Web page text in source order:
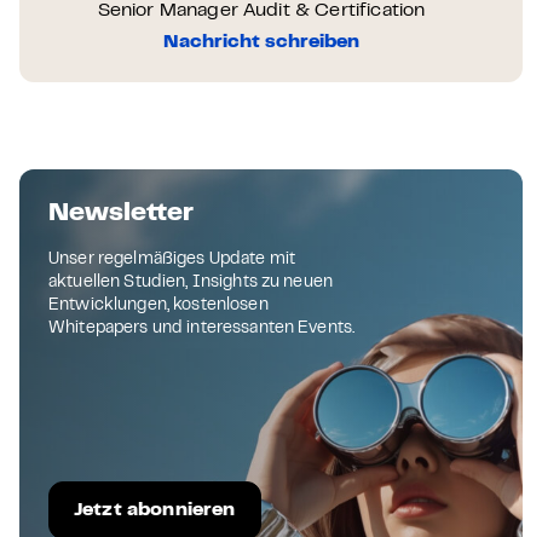
Senior Manager Audit & Certification
Nachricht schreiben
Newsletter
Unser regelmäßiges Update mit
aktuellen Studien, Insights zu neuen
Entwicklungen, kostenlosen
Whitepapers und interessanten Events.
Jetzt abonnieren